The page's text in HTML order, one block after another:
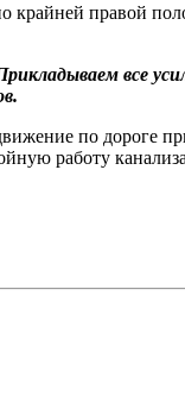
крайней правой
все
по дороге
работу